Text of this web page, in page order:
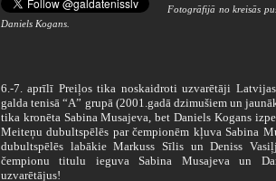
Fotogrāfijā no kreisās
Daniels Kogans.
6.-7. aprīlī Preiļos tika noskaidroti uzvarētāji Latvijas
galda tenisā “A” grupā (2001.gadā dzimušiem un
tika kronēta Sabina Musajeva, bet Daniels Kogans
Meiteņu dubultspēlēs par čempionēm kļuva Sabina
dubultspēlēs labākie Markuss Sīlis un Deniss
čempionu titulu ieguva Sabina Musajeva un
uzvarētājus!